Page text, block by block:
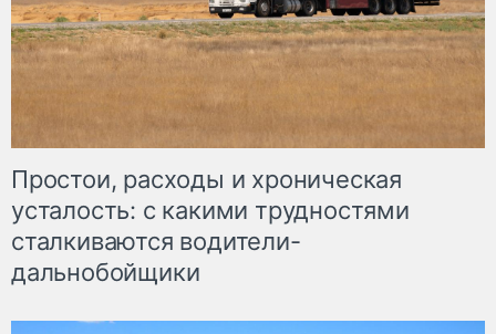
Простои, расходы и хроническая
усталость: с какими трудностями
сталкиваются водители-
дальнобойщики